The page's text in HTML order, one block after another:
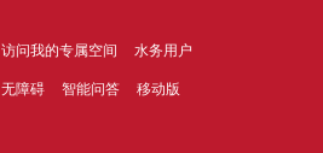
访问我的专属空间 水务用户
无障碍 智能问答 移动版